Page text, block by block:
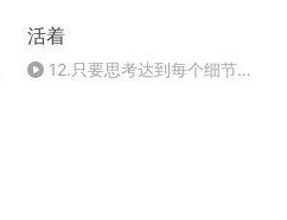
活着
12.只要思考达到每个细节，